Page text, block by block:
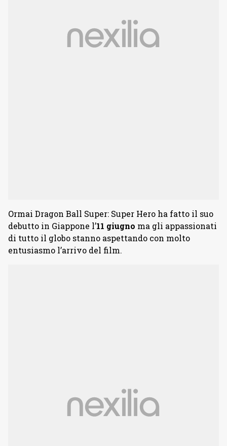
Ormai Dragon Ball Super: Super Hero ha fatto il suo
debutto in Giappone l’11 giugno ma gli appassionati
di tutto il globo stanno aspettando con molto
entusiasmo l’arrivo del film.